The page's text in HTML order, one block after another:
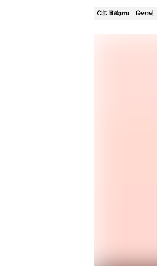
Cilt Bakımı Genel